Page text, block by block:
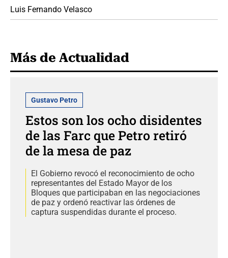
Luis Fernando Velasco
Más de Actualidad
Gustavo Petro
Estos son los ocho disidentes
de las Farc que Petro retiró
de la mesa de paz
El Gobierno revocó el reconocimiento de ocho
representantes del Estado Mayor de los
Bloques que participaban en las negociaciones
de paz y ordenó reactivar las órdenes de
captura suspendidas durante el proceso.